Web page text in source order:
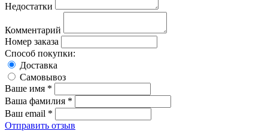
Недостатки
Комментарий
Номер заказа
Способ покупки:
Доставка
Самовывоз
Ваше имя *
Ваша фамилия *
Ваш email *
Отправить отзыв